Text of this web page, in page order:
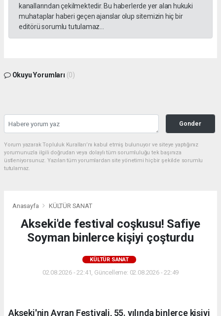
kanallarından çekilmektedir. Bu haberlerde yer alan hukuki
muhataplar haberi geçen ajanslar olup sitemizin hiç bir
editörü sorumlu tutulamaz...
Okuyu Yorumları (0)
Gonder
Yorum yazarak Topluluk Kuralları’nı kabul etmiş bulunuyor ve siteye yaptığınız
yorumunuzla ilgili doğrudan veya dolaylı tüm sorumluluğu tek başınıza
üstleniyorsunuz. Yazılan tüm yorumlardan site yönetimi hiçbir şekilde sorumlu
tutulamaz.
Anasayfa KÜLTÜR SANAT
Akseki'de festival coşkusu! Safiye
Soyman binlerce kişiyi çoşturdu
KÜLTÜR SANAT
02.08.2026 - 22:41, Güncelleme: 02.08.2026 - 22:49
Akseki'nin Ayran Festivali, 55. yılında binlerce kişiyi